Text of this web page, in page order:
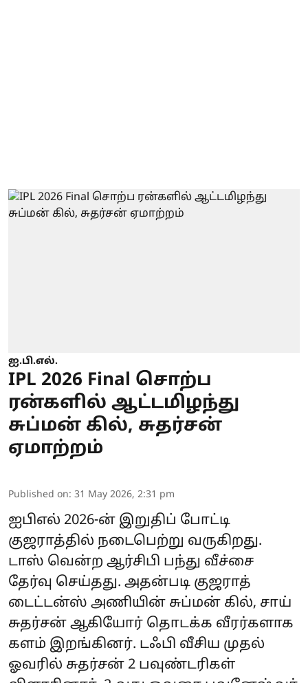
ஐ.பி.எல்.
IPL 2026 Final சொற்ப
ரன்களில் ஆட்டமிழந்து
சுப்மன் கில், சுதர்சன்
ஏமாற்றம்
Published on: 31 May 2026, 2:31 pm
ஐபிஎல் 2026-ன் இறுதிப் போட்டி
குஜராத்தில் நடைபெற்று வருகிறது.
டாஸ் வென்ற ஆர்சிபி பந்து வீச்சை
தேர்வு செய்தது. அதன்படி குஜராத்
டைட்டன்ஸ் அணியின் சுப்மன் கில், சாய்
சுதர்சன் ஆகியோர் தொடக்க வீரர்களாக
களம் இறங்கினர். டஃபி வீசிய முதல்
ஓவரில் சுதர்சன் 2 பவுண்டரிகள்